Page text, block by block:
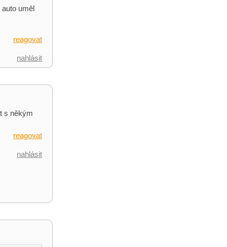
uměl
reagovat
nahlásit
s někým
reagovat
nahlásit